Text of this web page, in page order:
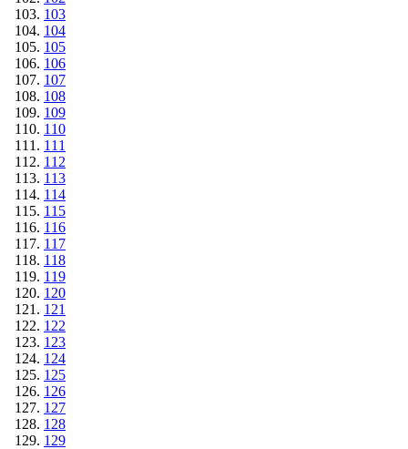
103
104
105
106
107
108
109
110
111
112
113
114
115
116
117
118
119
120
121
122
123
124
125
126
127
128
129